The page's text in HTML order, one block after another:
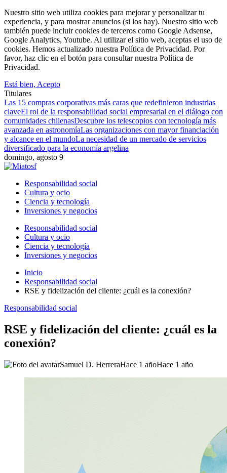
Nuestro sitio web utiliza cookies para mejorar y personalizar tu
experiencia, y para mostrar anuncios (si los hay). Nuestro sitio web
también puede incluir cookies de terceros como Google Adsense,
Google Analytics, Youtube. Al utilizar el sitio web, aceptas el uso de
cookies. Hemos actualizado nuestra Política de Privacidad. Por
favor, haz clic en el botón para consultar nuestra Política de
Privacidad.
Está bien, Acepto
Titulares
Las 15 compras corporativas más caras que redefinieron industrias
claveEl rol de la responsabilidad social empresarial en el diálogo con
comunidades chilenasDescubre los telescopios con tecnología más
avanzada en astronomíaLas organizaciones con mayor financiación
y alcance en el mundoLa necesidad de un mercado de servicios
diversificado para la economía argelina
domingo, agosto 9
Responsabilidad social
Cultura y ocio
Ciencia y tecnología
Inversiones y negocios
Responsabilidad social
Cultura y ocio
Ciencia y tecnología
Inversiones y negocios
Inicio
Responsabilidad social
RSE y fidelización del cliente: ¿cuál es la conexión?
Responsabilidad social
RSE y fidelización del cliente: ¿cuál es la
conexión?
Samuel D. HerreraHace 1 añoHace 1 año